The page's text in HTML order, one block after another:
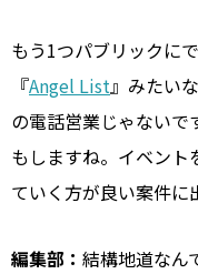
もう1つパブリックに
『Angel List』みたい
の電話営業じゃないで
もしますね。イベント
ていく方が良い案件に
編集部： 結構地道なん